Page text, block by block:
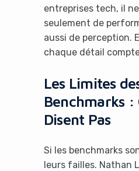
entreprises tech, il ne
seulement de
aussi de perception.
chaque détail
Les Limites
Benchmarks :
Disent Pas
Si les benchmarks
leurs failles. Nathan